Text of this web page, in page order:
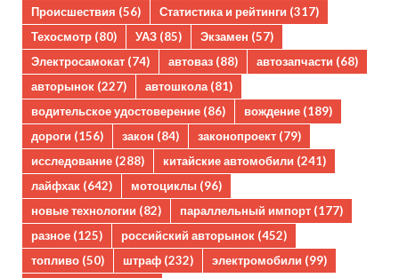
Происшествия (56) Статистика и рейтинги (317)
Техосмотр (80) УАЗ (85) Экзамен (57)
Электросамокат (74) автоваз (88) автозапчасти (68)
авторынок (227) автошкола(81)
водительское удостоверение (86) вождение (189)
дороги (156) закон (84) законопроект (79)
исследование (288) китайские автомобили (241)
лайфхак (642) мотоциклы (96)
новые технологии (82) параллельный импорт (177)
разное (125) российский авторынок (452)
топливо (50) штраф (232) электромобили (99)